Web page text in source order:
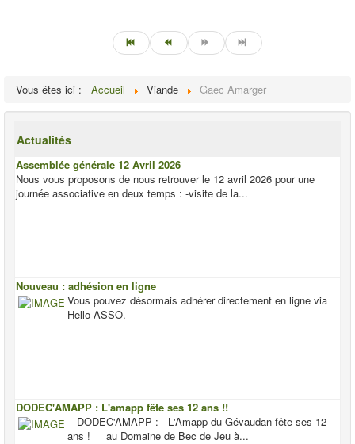
Vous êtes ici : Accueil Viande Gaec Amarger
Actualités
Assemblée générale 12 Avril 2026
Nous vous proposons de nous retrouver le 12 avril 2026 pour une
journée associative en deux temps : -visite de la...
Nouveau : adhésion en ligne
Vous pouvez désormais adhérer directement en ligne via
Hello ASSO.
DODEC'AMAPP : L'amapp fête ses 12 ans !!
DODEC'AMAPP : L'Amapp du Gévaudan fête ses 12
ans ! au Domaine de Bec de Jeu à...